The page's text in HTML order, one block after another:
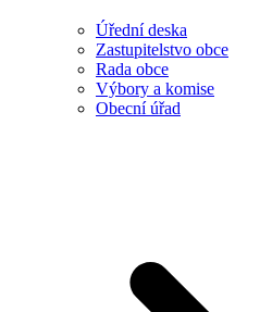
Úřední deska
Zastupitelstvo obce
Rada obce
Výbory a komise
Obecní úřad